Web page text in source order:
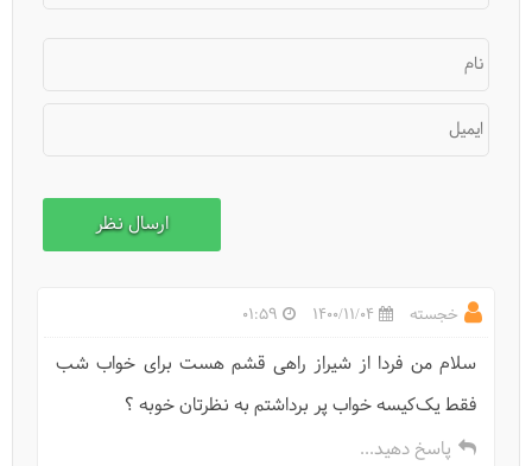
نام
ایمیل
خجسته 1400/11/04
01:59
سلام من فردا از شیراز راهی قشم هست برای خواب شب
فقط یک‌کیسه خواب پر برداشتم به نظرتان خوبه ؟
پاسخ دهید...